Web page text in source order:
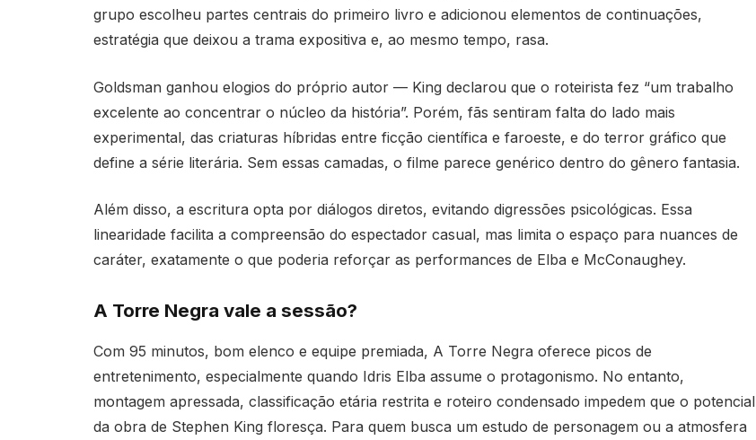
grupo escolheu partes centrais do primeiro livro e adicionou elementos de continuações,
estratégia que deixou a trama expositiva e, ao mesmo tempo, rasa.
Goldsman ganhou elogios do próprio autor — King declarou que o roteirista fez “um trabalho
excelente ao concentrar o núcleo da história”. Porém, fãs sentiram falta do lado mais
experimental, das criaturas híbridas entre ficção científica e faroeste, e do terror gráfico que
define a série literária. Sem essas camadas, o filme parece genérico dentro do gênero fantasia.
Além disso, a escritura opta por diálogos diretos, evitando digressões psicológicas. Essa
linearidade facilita a compreensão do espectador casual, mas limita o espaço para nuances de
caráter, exatamente o que poderia reforçar as performances de Elba e McConaughey.
A Torre Negra vale a sessão?
Com 95 minutos, bom elenco e equipe premiada, A Torre Negra oferece picos de
entretenimento, especialmente quando Idris Elba assume o protagonismo. No entanto,
montagem apressada, classificação etária restrita e roteiro condensado impedem que o potencial
da obra de Stephen King floresça. Para quem busca um estudo de personagem ou a atmosfera